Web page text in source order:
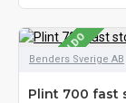
SE LAGERSALDO
Benders Sverige AB
Plint 700 fast